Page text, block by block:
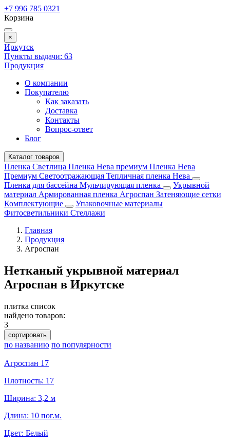
+7 996 785 0321
Корзина
×
Иркутск
Пункты выдачи: 63
Продукция
О компании
Покупателю
Как заказать
Доставка
Контакты
Вопрос-ответ
Блог
Каталог товаров
Пленка Светлица Пленка Нева премиум Пленка Нева
Премиум Светоотражающая Тепличная пленка Нева
Пленка для бассейна Мульчирующая пленка
Укрывной
материал Армированная пленка Агроспан Затеняющие сетки
Комплектующие
Упаковочные материалы
Фитосветильники Стеллажи
Главная
Продукция
Агроспан
Нетканый укрывной материал
Агроспан в Иркутске
плитка список
найдено товаров:
3
сортировать
по названию по популярности
Агроспан 17
Плотность: 17
Ширина: 3,2 м
Длина: 10 пог.м.
Цвет: Белый